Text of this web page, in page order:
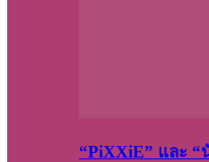
“PiXXiE” และ “